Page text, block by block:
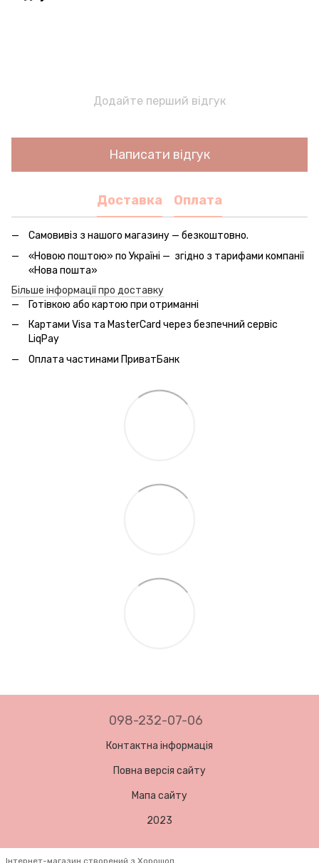
Додайте перший відгук
Написати відгук
Доставка Оплата
Самовивіз з нашого магазину — безкоштовно.
«Новою поштою» по Україні — згідно з тарифами компанії
«Нова пошта»
Більше інформації про доставку
Готівкою або картою при отриманні
Картами Visa та MasterCard через безпечний сервic
LiqPay
Оплата частинами ПриватБанк
098-232-07-06
Контактна інформація
Повна версія сайту
Мапа сайту
2023
Інтернет-магазин створений з Хорошоп